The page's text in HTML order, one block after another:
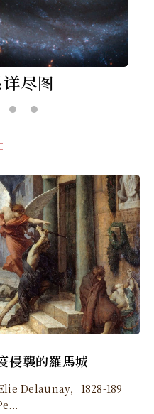
尽图
侵襲的羅馬城
Delaunay，1828-189